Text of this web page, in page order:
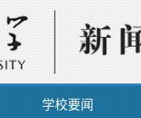
学校要闻